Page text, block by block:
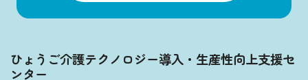
ひょうご介護テクノロジー導入・生産性向上支援セ
ンター